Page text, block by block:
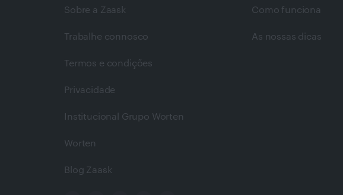
Sobre a Zaask
Trabalhe connosco
Termos e condições
Privacidade
Institucional Grupo Worten
Worten
Blog Zaask
Como funciona
As nossas dicas